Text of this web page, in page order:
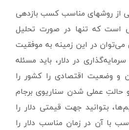
از روشهای مناسب کسب بازدهی
است که تنها در صورت تحلیل
در این زمینه به موفقیت
در دلار، باید مسئله
و وضعیت اقتصادی را کشور را
حالتِ عملی شدن سناریوی برجام
بتوانید جهت قیمتی دلار را
با آن در زمان مناسب دلار را